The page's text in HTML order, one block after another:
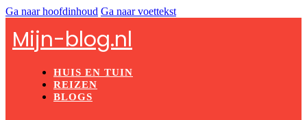
Ga naar hoofdinhoud Ga naar voettekst
Mijn-blog.nl
HUIS EN TUIN
REIZEN
BLOGS